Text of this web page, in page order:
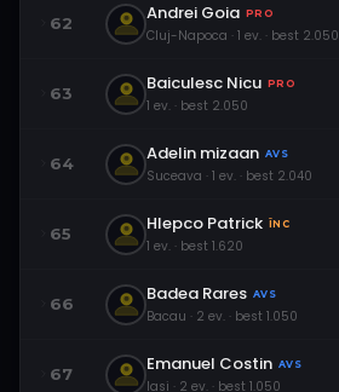
62 Andrei Goia PRO
Cluj-Napoca · 1 ev. · best 2.050
63 Baiculesc Nicu PRO
1 ev. · best 2.050
64 Adelin mizaan AVS
Suceava · 1 ev. · best 2.040
65 Hlepco Patrick ÎNC
1 ev. · best 1.620
66 Badea Rares AVS
Bacau · 2 ev. · best 1.050
67 Emanuel Costin AVS
Iasi · 2 ev. · best 1.050